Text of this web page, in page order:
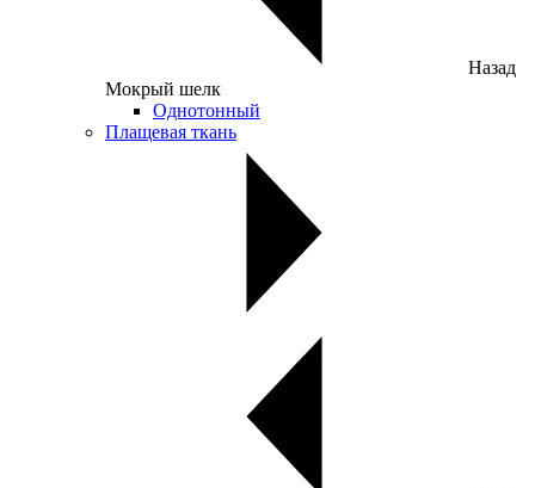
Назад
Мокрый шелк
Однотонный
Плащевая ткань